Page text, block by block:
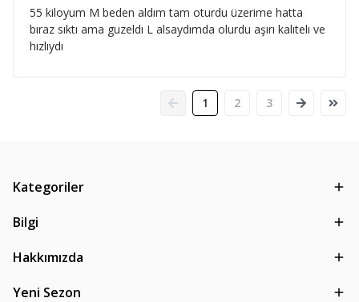
55 kiloyum M beden aldım tam oturdu üzerime hatta
bıraz sıktı ama guzeldı L alsaydımda olurdu aşırı kalıtelı ve
hızlıydı
1 2 3
Kategoriler
Bilgi
Hakkımızda
Yeni Sezon